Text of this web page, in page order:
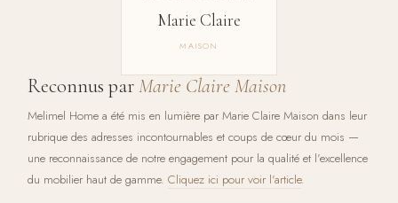
Marie Claire
MAISON
Reconnus parMarie Claire Maison
Melimel Home a été mis en lumière par Marie Claire Maison dans leur
rubrique des adresses incontournables et coups de cœur du mois —
une reconnaissance de notre engagement pour la qualité et l'excellence
du mobilier haut de gamme.Cliquez ici pour voir l'article.